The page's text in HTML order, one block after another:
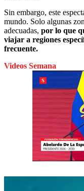
Sin embargo, este
mundo. Solo algunas
adecuadas, por lo que
viajar a regiones
frecuente.
Videos Semana